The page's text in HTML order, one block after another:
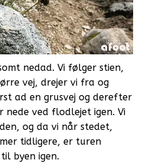
nedad. Vi følger stien,
vej, drejer vi fra og
ad en grusvej og derefter
nede ved flodlejet igen. Vi
og da vi når stedet,
tidligere, er turen
byen igen.